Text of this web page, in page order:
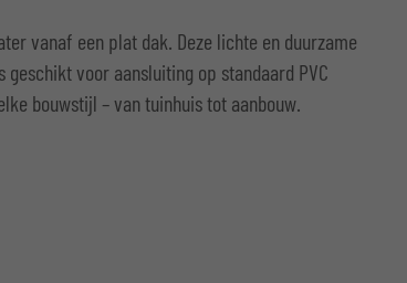
vanaf een plat dak. Deze lichte en duurzame
geschikt voor aansluiting op standaard PVC
bouwstijl – van tuinhuis tot aanbouw.